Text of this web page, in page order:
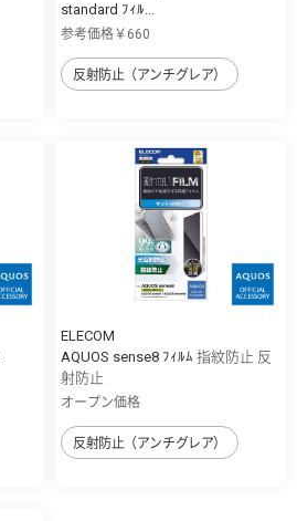
standard ﾌｨﾙ...
参考価格￥660
反射防止（アンチグレア）
ELECOM
AQUOS sense8 ﾌｨﾙﾑ 指紋防止 反
射防止
オープン価格
反射防止（アンチグレア）